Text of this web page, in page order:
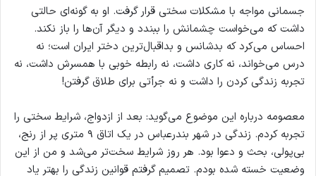
جسمانی مواجه با مشکلات سختی قرار گرفت. او به گونه‌ای حالتی
داشت که می‌خواست چشمانش را ببندد و دیگر آن‌ها را باز نکند.
احساس می‌کرد که بدشانس و بداقبال‌ترین دختر ایران است؛ نه
درس می‌خواند، نه کاری داشت، نه رابطه خوبی با همسرش داشت، نه
تجربه زندگی کردن را داشت و نه جرأتی برای طلاق گرفتن!
معصومه درباره این موضوع می‌گوید: بعد از ازدواج، شرایط سختی را
تجربه کردم. زندگی در شهر بندرعباس در یک اتاق ۹ متری پر از رنج،
بی‌پولی، بحث و دعوا بود. هر روز شرایط سخت‌تر می‌شد و من از این
وضعیت خسته شده بودم. تصمیم گرفتم قوانین زندگی را بهتر یاد